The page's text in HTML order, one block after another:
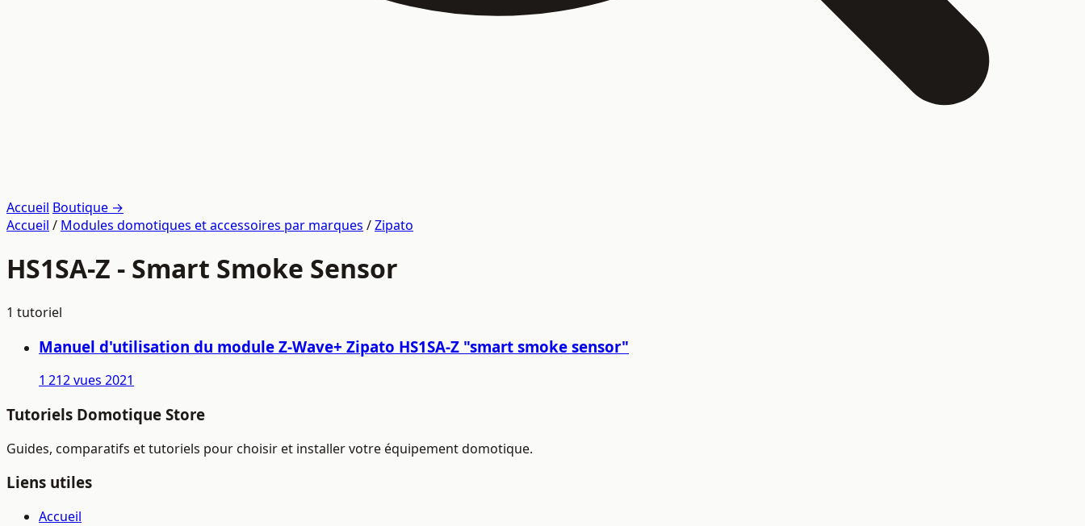
Accueil Boutique →
Accueil / Modules domotiques et accessoires par marques /Zipato
HS1SA-Z - Smart Smoke Sensor
1 tutoriel
Manuel d'utilisation du module Z-Wave+ Zipato HS1SA-Z "smart smoke sensor"
1 212 vues 2021
Tutoriels Domotique Store
Guides, comparatifs et tutoriels pour choisir et installer votre équipement domotique.
Liens utiles
Accueil